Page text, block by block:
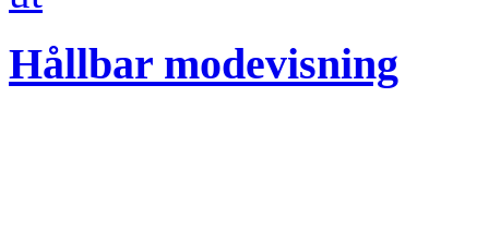
Hållbar modevisning